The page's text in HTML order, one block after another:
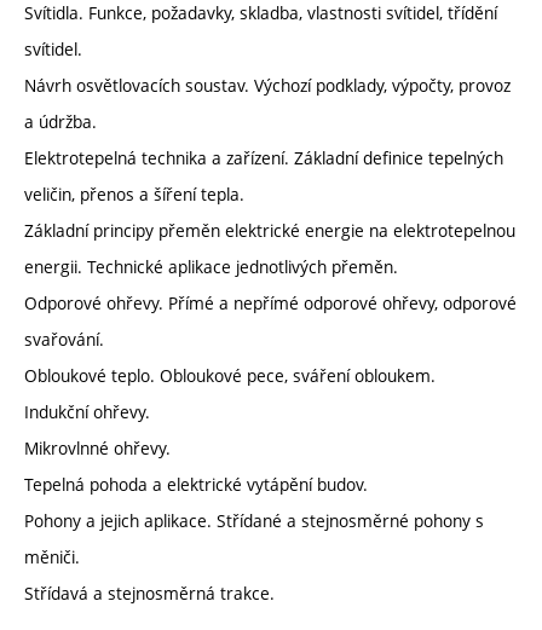
Svítidla. Funkce, požadavky, skladba, vlastnosti svítidel, třídění
svítidel.
Návrh osvětlovacích soustav. Výchozí podklady, výpočty, provoz
a údržba.
Elektrotepelná technika a zařízení. Základní definice tepelných
veličin, přenos a šíření tepla.
Základní principy přeměn elektrické energie na elektrotepelnou
energii. Technické aplikace jednotlivých přeměn.
Odporové ohřevy. Přímé a nepřímé odporové ohřevy, odporové
svařování.
Obloukové teplo. Obloukové pece, sváření obloukem.
Indukční ohřevy.
Mikrovlnné ohřevy.
Tepelná pohoda a elektrické vytápění budov.
Pohony a jejich aplikace. Střídané a stejnosměrné pohony s
měniči.
Střídavá a stejnosměrná trakce.